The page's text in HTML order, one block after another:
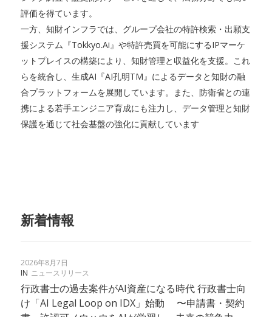
評価を得ています。
一方、知財インフラでは、グループ会社の特許検索・出願支
援システム『Tokkyo.Ai』や特許売買を可能にするIPマーケ
ットプレイスの構築により、知財管理と収益化を支援。これ
らを統合し、生成AI『AI孔明TM』によるデータと知財の融
合プラットフォームを展開しています。また、防衛省との連
携による若手エンジニア育成にも注力し、データ管理と知財
保護を通じて社会基盤の強化に貢献しています
新着情報
2026年8月7日
IN ニュースリリース
行政書士の過去案件がAI資産になる時代 行政書士向
け「AI Legal Loop on IDX」始動 〜申請書・契約